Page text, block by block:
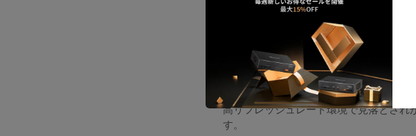
KVM経由でも、GPUとモニター間のネ
EDIDエミュレーション
高リフレッシュレート環境で見落とされ
す。